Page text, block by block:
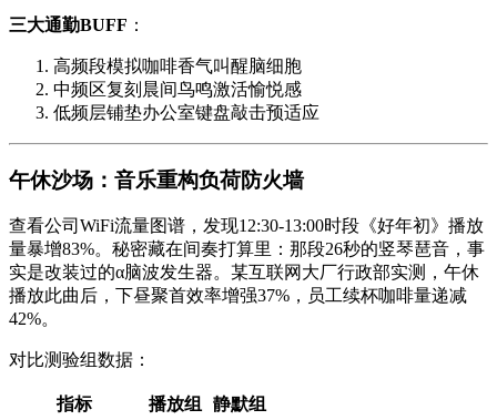
三大通勤BUFF ：
高频段模拟咖啡香气叫醒脑细胞
中频区复刻晨间鸟鸣激活愉悦感
低频层铺垫办公室键盘敲击预适应
午休沙场：音乐重构负荷防火墙
查看公司WiFi流量图谱，发现12:30-13:00时段《好年初》播放
量暴增83%。秘密藏在间奏打算里：那段26秒的竖琴琶音，事
实是改装过的α脑波发生器。某互联网大厂行政部实测，午休
播放此曲后，下昼聚首效率增强37%，员工续杯咖啡量递减
42%。
对比测验组数据：
指标 播放组
静默组